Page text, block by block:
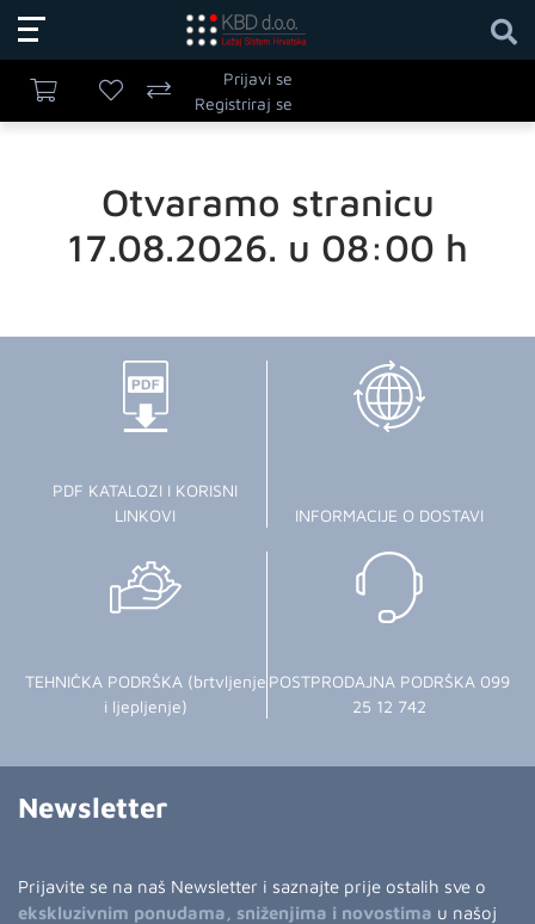
Prijavi se
Registriraj se
Otvaramo stranicu
17.08.2026. u 08:00 h
PDF KATALOZI I KORISNI
LINKOVI
INFORMACIJE O DOSTAVI
TEHNIČKA PODRŠKA (brtvljenje
i ljepljenje)
POSTPRODAJNA PODRŠKA 099
25 12 742
Newsletter
Prijavite se na naš Newsletter i saznajte prije ostalih sve o
ekskluzivnim ponudama, sniženjima i novostima u našoj